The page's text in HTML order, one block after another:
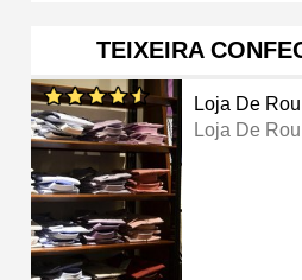
TEIXEIRA
Loja De
Loja De